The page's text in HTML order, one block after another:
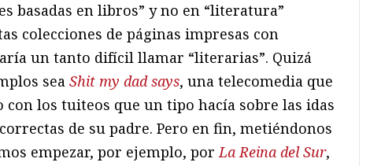
basadas en libros” y no en “literatura”
colecciones de páginas impresas con
un tanto difícil llamar “literarias”. Quizá
sea Shit my dad says, una telecomedia que
con los tuiteos que un tipo hacía sobre las idas
de su padre. Pero en fin, metiéndonos
empezar, por ejemplo, porLa Reina del Sur,